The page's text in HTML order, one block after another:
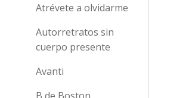
Atrévete a olvidarme
Autorretratos sin
cuerpo presente
Avanti